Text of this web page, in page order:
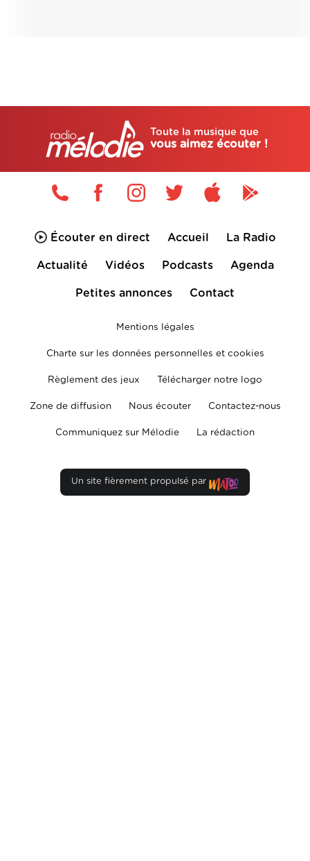
Toute la musique que
vous aimez écouter !
Écouter en direct Accueil La Radio
Actualité Vidéos Podcasts Agenda
Petites annonces Contact
Mentions légales
Charte sur les données personnelles et cookies
Règlement des jeux Télécharger notre logo
Zone de diffusion Nous écouter Contactez-nous
Communiquez sur Mélodie La rédaction
Un site fièrement propulsé par